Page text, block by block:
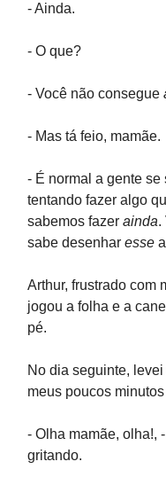
- Ainda.
- O que?
- Você não consegue
- Mas tá feio, mamãe.
- É normal a gente
tentando fazer algo
sabemos fazer ainda.
sabe desenhar esse
Arthur, frustrado com
jogou a folha e a
pé.
No dia seguinte,
meus poucos
- Olha mamãe, olha!,
gritando.